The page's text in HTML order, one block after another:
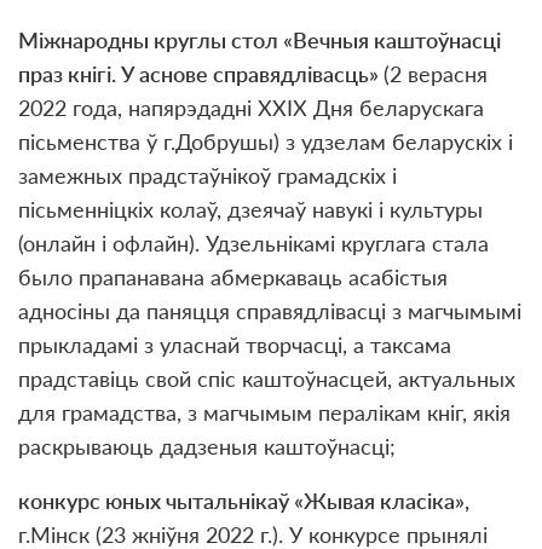
Міжнародны круглы стол «Вечныя каштоўнасці
праз кнігі. У аснове справядлівасць» (2 верасня
2022 года, напярэдадні XXІХ Дня беларускага
пісьменства ў г.Добрушы) з удзелам беларускіх і
замежных прадстаўнікоў грамадскіх і
пісьменніцкіх колаў, дзеячаў навукі і культуры
(онлайн і офлайн). Удзельнікамі круглага стала
было прапанавана абмеркаваць асабістыя
адносіны да паняцця справядлівасці з магчымымі
прыкладамі з уласнай творчасці, а таксама
прадставіць свой спіс каштоўнасцей, актуальных
для грамадства, з магчымым пералікам кніг, якія
раскрываюць дадзеныя каштоўнасці;
конкурс юных чытальнікаў «Жывая класіка»,
г.Мінск (23 жніўня 2022 г.). У конкурсе прынялі